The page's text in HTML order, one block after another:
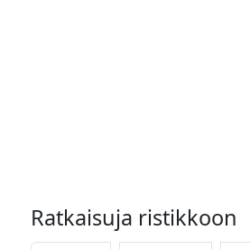
Ratkaisuja ristikkoon